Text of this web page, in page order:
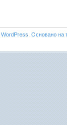
WordPress Основано на